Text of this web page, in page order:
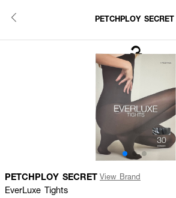
PETCHPLOY SECRET
PETCHPLOY SECRET View Brand
EverLuxe Tights